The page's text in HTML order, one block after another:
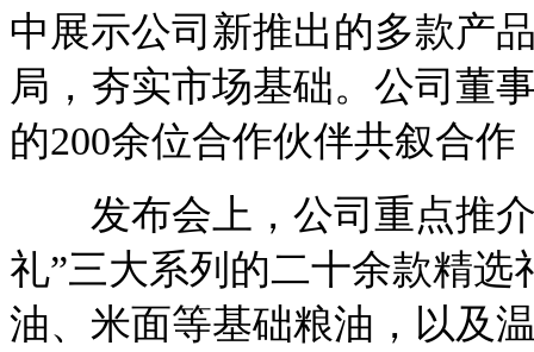
中展示公司新推出的多款产
局，夯实市场基础。公司董
的200余位合作伙伴共叙合作
发布会上，公司重点推介
礼”三大系列的二十余款精选
油、米面等基础粮油，以及